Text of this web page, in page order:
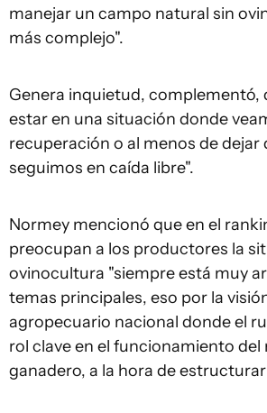
manejar un campo natural sin
más complejo".
Genera inquietud, complementó,
estar en una situación donde
recuperación o al menos de dejar
seguimos en caída libre".
Normey mencionó que en el
preocupan a los productores la
ovinocultura "siempre está muy
temas principales, eso por la
agropecuario nacional donde el
rol clave en el funcionamiento del
ganadero, a la hora de